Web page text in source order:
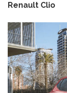
Renault Clio